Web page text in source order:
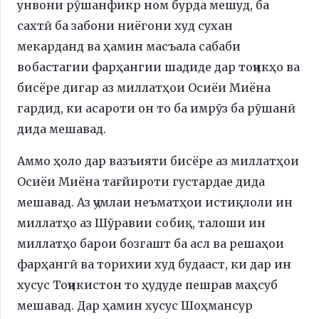
унвони рӯшанфикр ном бурда мешуд, ба
сахтӣ ба забони ниёгони худ сухан
мекарданд ва ҳамин масъала сабаби
вобастагии фарҳангии шадиде дар тоҷикҳо ва
бисёре дигар аз миллатҳои Осиёи Миёна
гардид, ки асароти он то ба имрӯз ба рӯшанӣ
дида мешавад.
Аммо ҳоло дар вазъияти бисёре аз миллатҳои
Осиёи Миёна тағйироти густардае дида
мешавад. Аз ҷумлаи неъматҳои истиқлоли ин
миллатҳо аз Шӯравии собиқ, талоши ин
миллатҳо барои бозгашт ба асл ва решаҳои
фарҳангӣ ва торихии худ будааст, ки дар ин
хусус Тоҷикистон то ҳудуде пешрав маҳсуб
мешавад. Дар ҳамин хусус Шоҳмансур